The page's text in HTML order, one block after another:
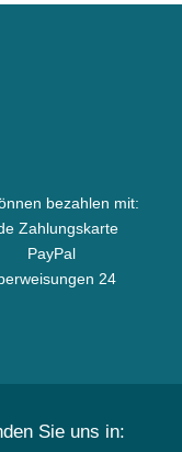
bezahlen mit:
Zahlungskarte
PayPal
24
Sie uns in: